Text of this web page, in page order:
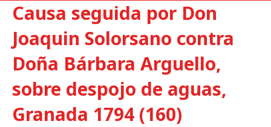
Causa seguida por Don
Joaquin Solorsano contra
Doña Bárbara Arguello,
sobre despojo de aguas,
Granada 1794 (160)